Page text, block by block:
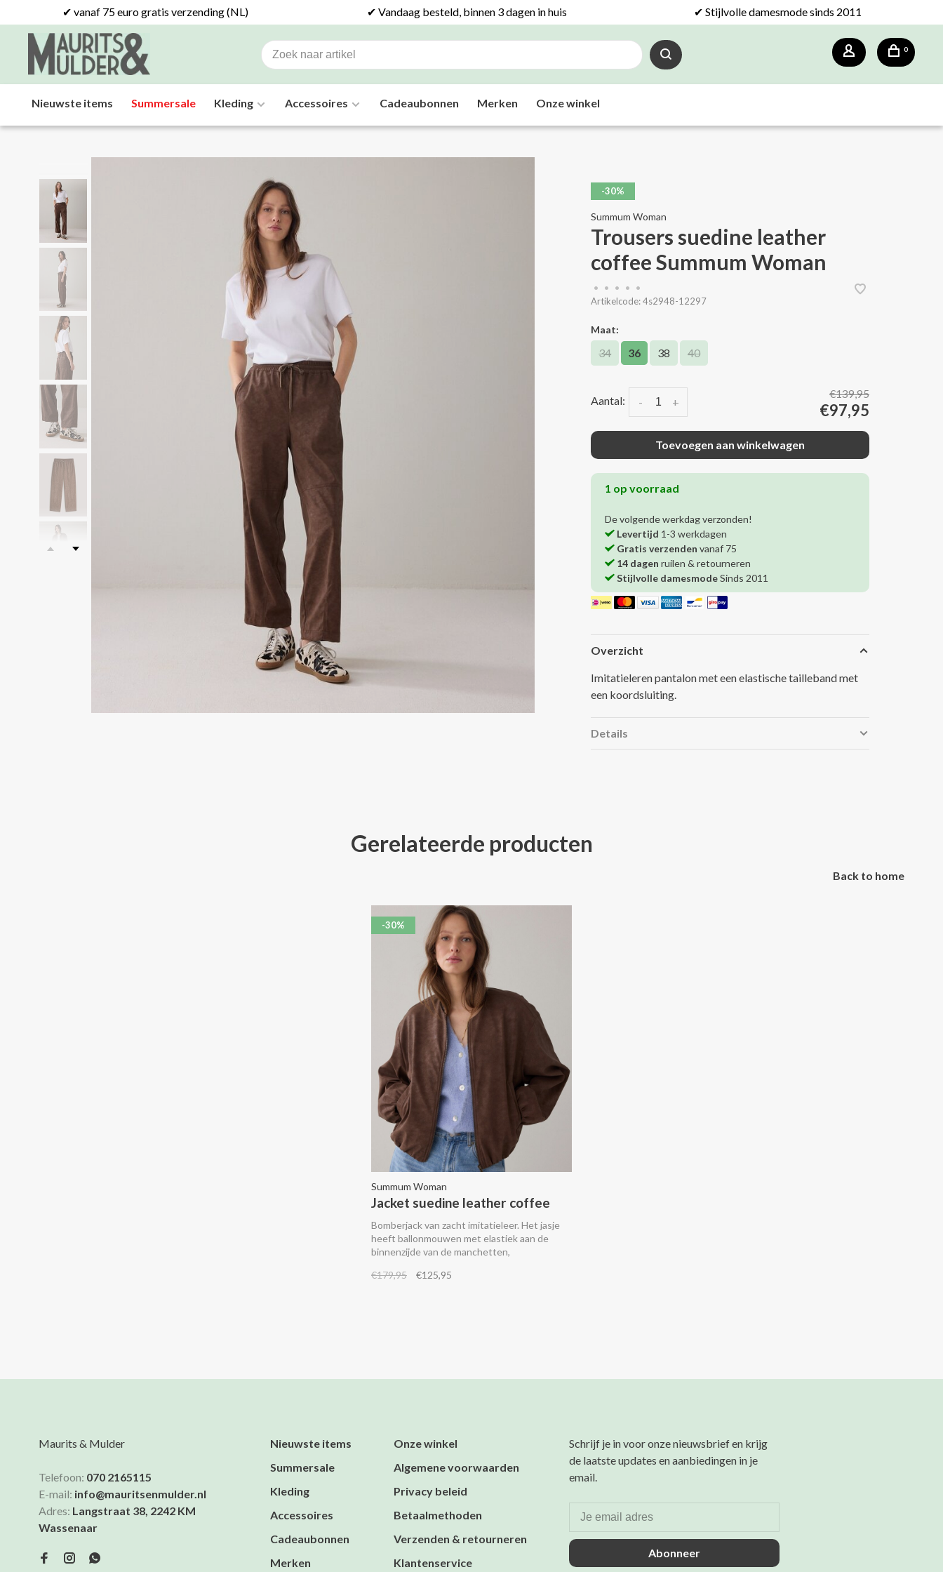
✔ vanaf 75 euro gratis verzending (NL) ✔ Vandaag besteld, binnen 3 dagen in huis ✔ Stijlvolle damesmode sinds 2011
0
Nieuwste items Summersale Kleding Accessoires Cadeaubonnen Merken Onze winkel
-30%
Summum Woman
Trousers suedine leather
coffee Summum Woman
• • • •
•
Artikelcode:4s2948-12297
Maat:
34 36 38 40
Aantal: +
-
€139,95
€97,95
Toevoegen aan winkelwagen
1 op voorraad
De volgende werkdag verzonden!
Levertijd 1-3 werkdagen
Gratis verzenden vanaf 75
14 dagen ruilen & retourneren
Stijlvolle damesmodeSinds 2011
Overzicht
Imitatieleren pantalon met een elastische tailleband met
een koordsluiting.
Details
Gerelateerde producten
Back to home
-30%
Summum Woman
Jacket suedine leather coffee
Bomberjack van zacht imitatieleer. Het jasje
heeft ballonmouwen met elastiek aan de
binnenzijde van de manchetten,
ballonefect onderzoom. Combineer het met
€179,95 €125,95
Maurits & Mulder
Telefoon: 070 2165115
E-mail: info@mauritsenmulder.nl
Adres: Langstraat 38, 2242 KM
Wassenaar
Nieuwste items
Summersale
Kleding
Accessoires
Cadeaubonnen
Merken
Onze winkel
Algemene voorwaarden
Privacy beleid
Betaalmethoden
Verzenden & retourneren
Klantenservice
Schrijf je in voor onze nieuwsbrief en krijg
de laatste updates en aanbiedingen in je
email.
Abonneer